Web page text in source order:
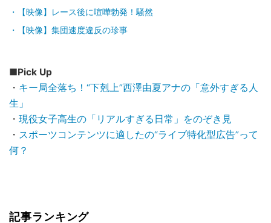
【映像】レース後に喧嘩勃発！騒然
【映像】集団速度違反の珍事
■Pick Up
・ キー局全落ち！“下剋上”西澤由夏アナの「意外すぎる人
生」
・ 現役女子高生の「リアルすぎる日常」をのぞき見
・ スポーツコンテンツに適したの“ライブ特化型広告”って
何？
記事ランキング